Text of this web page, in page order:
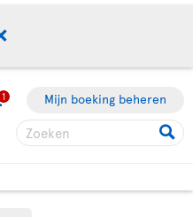
1 Mijn boeking beheren